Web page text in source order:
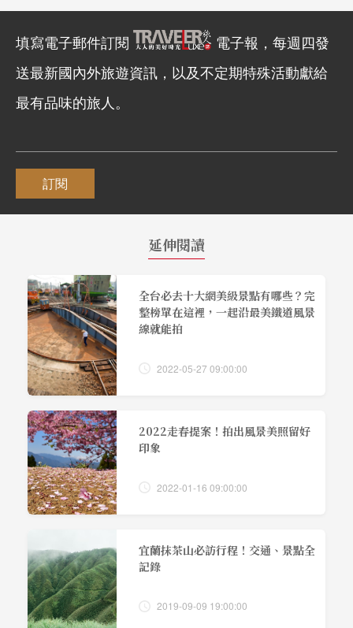
填寫電子郵件訂閱
電子報，每週四發
送最新國內外旅遊資訊，以及不定期特殊活動獻給
最有品味的旅人。
訂閱
延伸閱讀
全台必去十大網美級景點有哪些？完
整榜單在這裡，一起沿最美鐵道風景
線就能拍
2022-05-27 09:00:00
2022走春提案！拍出風景美照留好
印象
2022-01-16 09:00:00
宜蘭抹茶山必訪行程！交通、景點全
記錄
2019-09-09 19:00:00